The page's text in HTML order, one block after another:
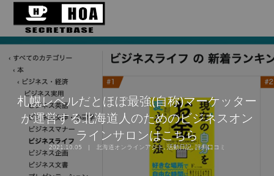
札幌レベルだとほぼ最強(自称)マーケッター
が運営する北海道人のためのビジネスオン
ラインサロンはこちら
2021.10.05 北海道オンラインアジト,活動日記, 評判口コミ